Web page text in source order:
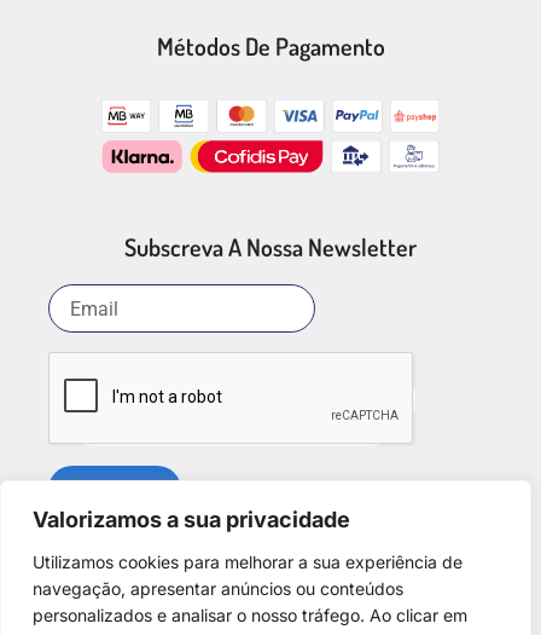
Valorizamos a sua privacidade
Utilizamos cookies para melhorar a sua experiência de
navegação, apresentar anúncios ou conteúdos
personalizados e analisar o nosso tráfego. Ao clicar em
Métodos De Pagamento
Subscreva A Nossa Newsletter
Redes Sociais